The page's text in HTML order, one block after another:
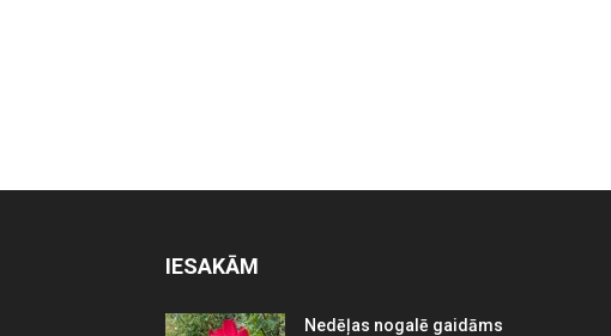
IESAKĀM
Nedēļas nogalē gaidāms